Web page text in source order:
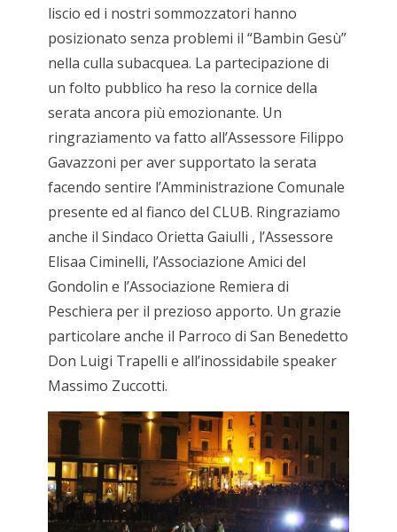
liscio ed i nostri sommozzatori hanno
posizionato senza problemi il “Bambin Gesù”
nella culla subacquea. La partecipazione di
un folto pubblico ha reso la cornice della
serata ancora più emozionante. Un
ringraziamento va fatto all’Assessore Filippo
Gavazzoni per aver supportato la serata
facendo sentire l’Amministrazione Comunale
presente ed al fianco del CLUB. Ringraziamo
anche il Sindaco Orietta Gaiulli , l’Assessore
Elisaa Ciminelli, l’Associazione Amici del
Gondolin e l’Associazione Remiera di
Peschiera per il prezioso apporto. Un grazie
particolare anche il Parroco di San Benedetto
Don Luigi Trapelli e all’inossidabile speaker
Massimo Zuccotti.